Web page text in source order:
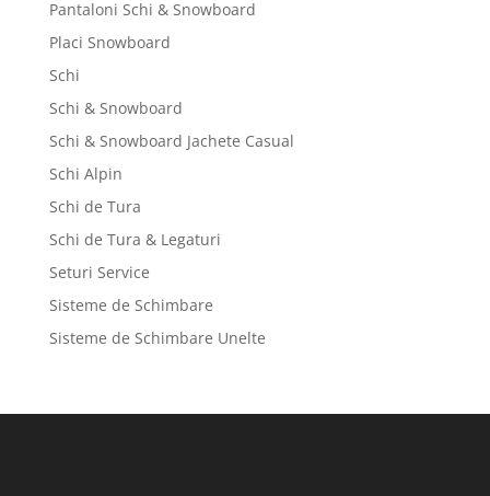
Pantaloni Schi & Snowboard
Placi Snowboard
Schi
Schi & Snowboard
Schi & Snowboard Jachete Casual
Schi Alpin
Schi de Tura
Schi de Tura & Legaturi
Seturi Service
Sisteme de Schimbare
Sisteme de Schimbare Unelte